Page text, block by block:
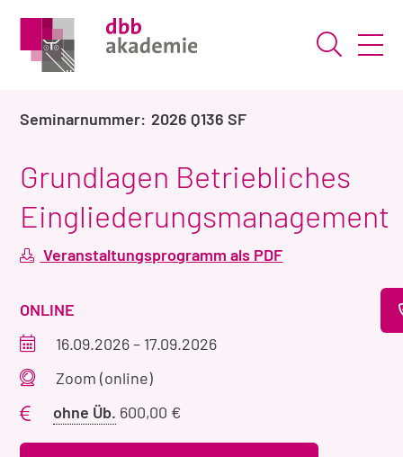
Suche
2026 Q136 SF
Grundlagen Betriebliches
Eingliederungsmanagement
Veranstaltungsprogramm als PDF
VERANSTALTUNGSART
ONLINE
Veranstaltungszeitraum
16.09.2026– 17.09.2026
Veranstaltungsort
Zoom (online)
ohne Üb. Preis
600,00 €